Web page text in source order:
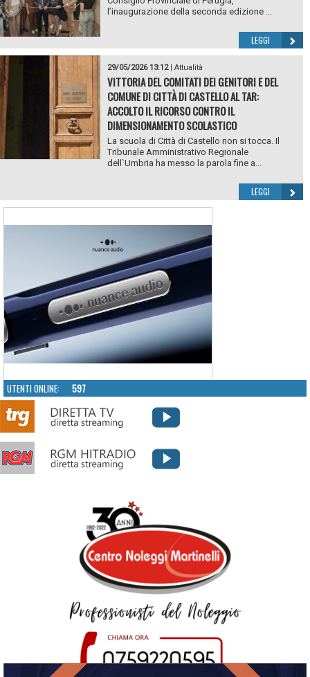
l’inaugurazione della seconda edizione ...
LEGGI
29/05/2026 13:12| Attualità
VITTORIA DEL COMITATI DEI GENITORI E DEL
COMUNE DI CITTÀ DI CASTELLO AL TAR:
ACCOLTO IL RICORSO CONTRO IL
DIMENSIONAMENTO SCOLASTICO
La scuola di Città di Castello non si tocca. Il
Tribunale Amministrativo Regionale
dell`Umbria ha messo la parola fine a...
LEGGI
UTENTI ONLINE: 597